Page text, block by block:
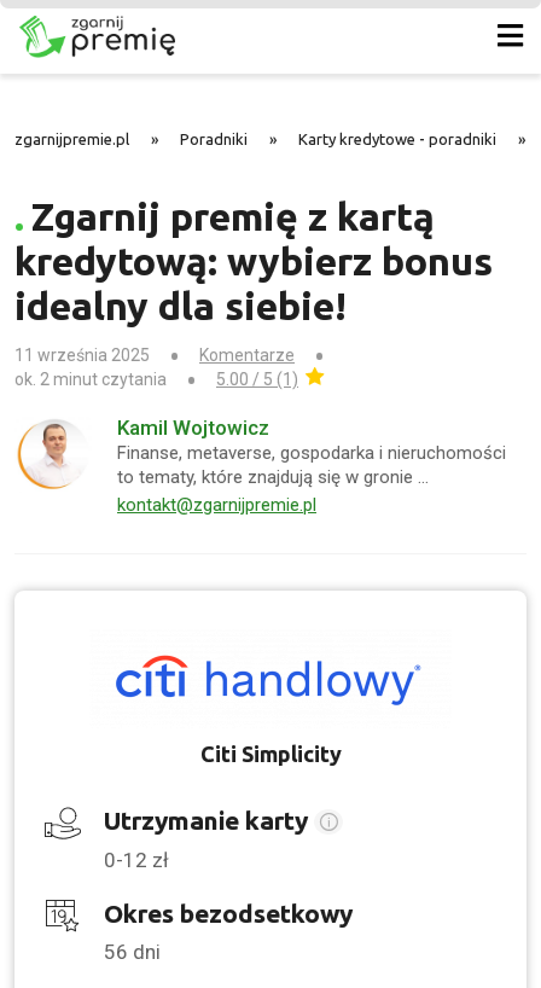
zgarnijpremie.pl » Poradniki » Karty kredytowe - poradniki »
Zgarnij premię z kartą
kredytową: wybierz bonus
idealny dla siebie!
11 września 2025
Komentarze
ok. 2 minut czytania
5.00 / 5 (1)
Kamil Wojtowicz
Finanse, metaverse, gospodarka i nieruchomości
to tematy, które znajdują się w gronie …
kontakt@zgarnijpremie.pl
Citi Simplicity
Utrzymanie karty
0-12 zł
Okres bezodsetkowy
56 dni